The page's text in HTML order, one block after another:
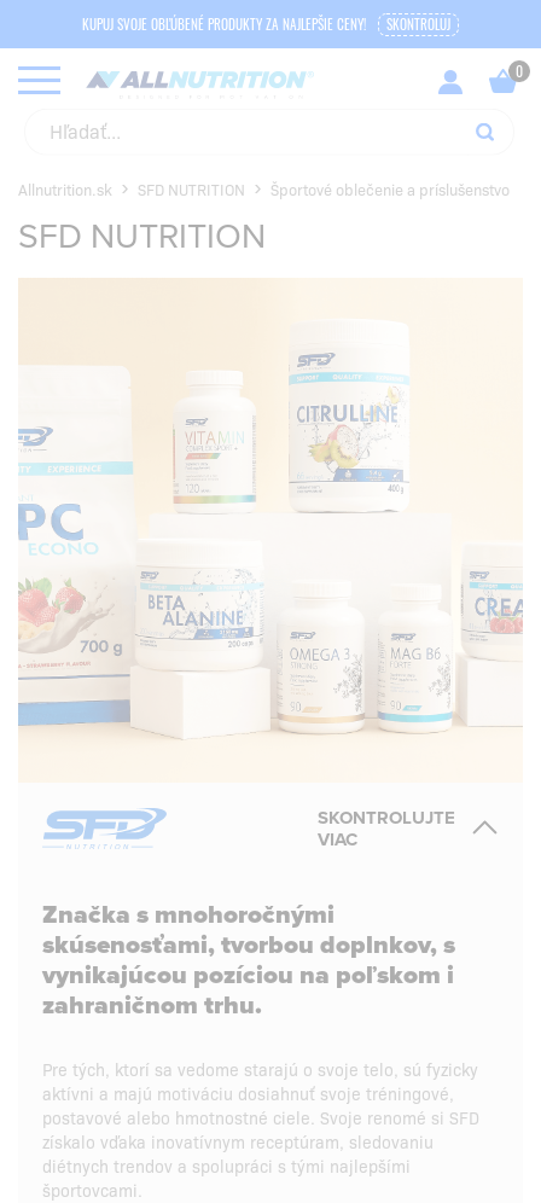
KUPUJ SVOJE OBĽÚBENÉ PRODUKTY ZA NAJLEPŠIE CENY! SKONTROLUJ
Allnutrition.sk SFD NUTRITION Športové oblečenie a príslušenstvo
SFD NUTRITION
SKONTROLUJTE
VIAC
Značka s mnohoročnými
skúsenosťami, tvorbou doplnkov, s
vynikajúcou pozíciou na poľskom i
zahraničnom trhu.
Pre tých, ktorí sa vedome starajú o svoje telo, sú fyzicky
aktívni a majú motiváciu dosiahnuť svoje tréningové,
postavové alebo hmotnostné ciele. Svoje renomé si SFD
získalo vďaka inovatívnym receptúram, sledovaniu
diétnych trendov a spolupráci s tými najlepšími
športovcami.